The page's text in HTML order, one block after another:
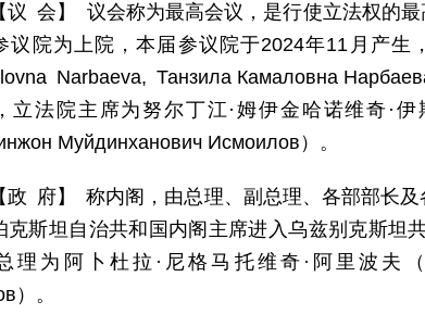
【议 会】 议会称为最高会议，是行使立法权的
议院为上院，本届参议院于2024年11月产生
Narbaeva, Танзила Камаловна
立法院主席为努尔丁江·姆伊金哈诺维奇·伊
Муйдинханович Исмоилов）。
【政 府】 称内阁，由总理、副总理、各部部长
克斯坦自治共和国内阁主席进入乌兹别克斯坦
理为阿卜杜拉·尼格马托维奇·阿里波夫（
）。